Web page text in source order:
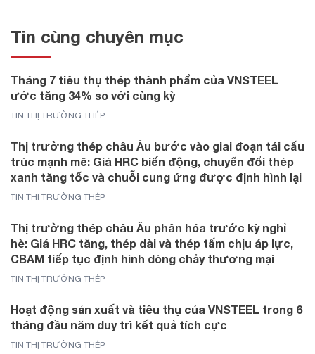
Tin cùng chuyên mục
Tháng 7 tiêu thụ thép thành phẩm của VNSTEEL
ước tăng 34% so với cùng kỳ
TIN THỊ TRƯỜNG THÉP
Thị trường thép châu Âu bước vào giai đoạn tái cấu
trúc mạnh mẽ: Giá HRC biến động, chuyển đổi thép
xanh tăng tốc và chuỗi cung ứng được định hình lại
TIN THỊ TRƯỜNG THÉP
Thị trường thép châu Âu phân hóa trước kỳ nghỉ
hè: Giá HRC tăng, thép dài và thép tấm chịu áp lực,
CBAM tiếp tục định hình dòng chảy thương mại
TIN THỊ TRƯỜNG THÉP
Hoạt động sản xuất và tiêu thụ của VNSTEEL trong 6
tháng đầu năm duy trì kết quả tích cực
TIN THỊ TRƯỜNG THÉP